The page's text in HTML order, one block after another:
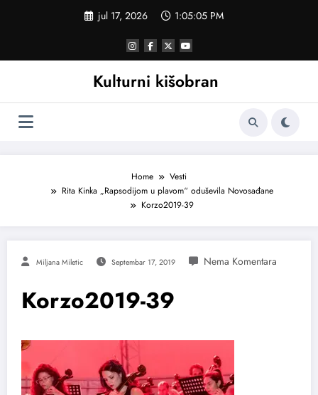
jul 17, 2026 1:05:06 PM
Kulturni kišobran
Home
Vesti
Rita Kinka „Rapsodijom u plavom“ oduševila Novosađane
Korzo2019-39
Miljana Miletic Septembar 17, 2019
Korzo2019-39